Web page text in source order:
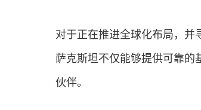
对于正在推进全球化布局，并
萨克斯坦不仅能够提供可靠的
伙伴。